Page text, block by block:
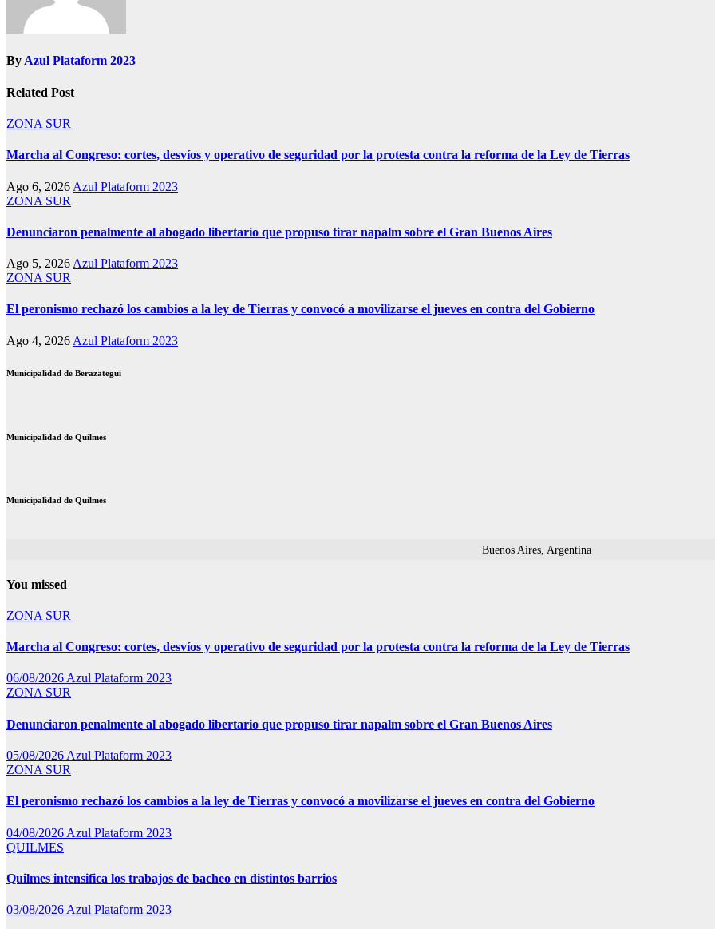
ByAzul Plataform 2023
Related Post
ZONA SUR
Marcha al Congreso: cortes, desvíos y operativo de seguridad por la protesta contra la reforma de la Ley de Tierras
Ago 6, 2026 Azul Plataform 2023
ZONA SUR
Denunciaron penalmente al abogado libertario que propuso tirar napalm sobre el Gran Buenos Aires
Ago 5, 2026 Azul Plataform 2023
ZONA SUR
El peronismo rechazó los cambios a la ley de Tierras y convocó a movilizarse el jueves en contra del Gobierno
Ago 4, 2026 Azul Plataform 2023
Municipalidad de Berazategui
Municipalidad de Quilmes
Municipalidad de Quilmes
Buenos Aires, Argentina
You missed
ZONA SUR
Marcha al Congreso: cortes, desvíos y operativo de seguridad por la protesta contra la reforma de la Ley de Tierras
06/08/2026Azul Plataform 2023
ZONA SUR
Denunciaron penalmente al abogado libertario que propuso tirar napalm sobre el Gran Buenos Aires
05/08/2026 Azul Plataform 2023
ZONA SUR
El peronismo rechazó los cambios a la ley de Tierras y convocó a movilizarse el jueves en contra del Gobierno
04/08/2026 Azul Plataform 2023
QUILMES
Quilmes intensifica los trabajos de bacheo en distintos barrios
03/08/2026 Azul Plataform 2023